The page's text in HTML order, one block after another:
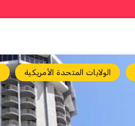
الولايات المتحدة الأمريكية